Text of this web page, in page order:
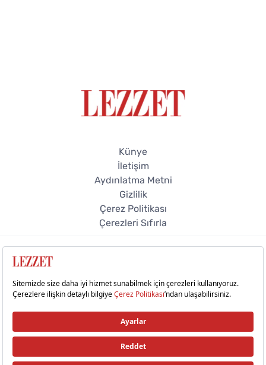
Künye
İletişim
Aydınlatma Metni
Gizlilik
Çerez Politikası
Çerezleri Sıfırla
© 2026 Lezzet Online. Tüm hakları saklıdır.